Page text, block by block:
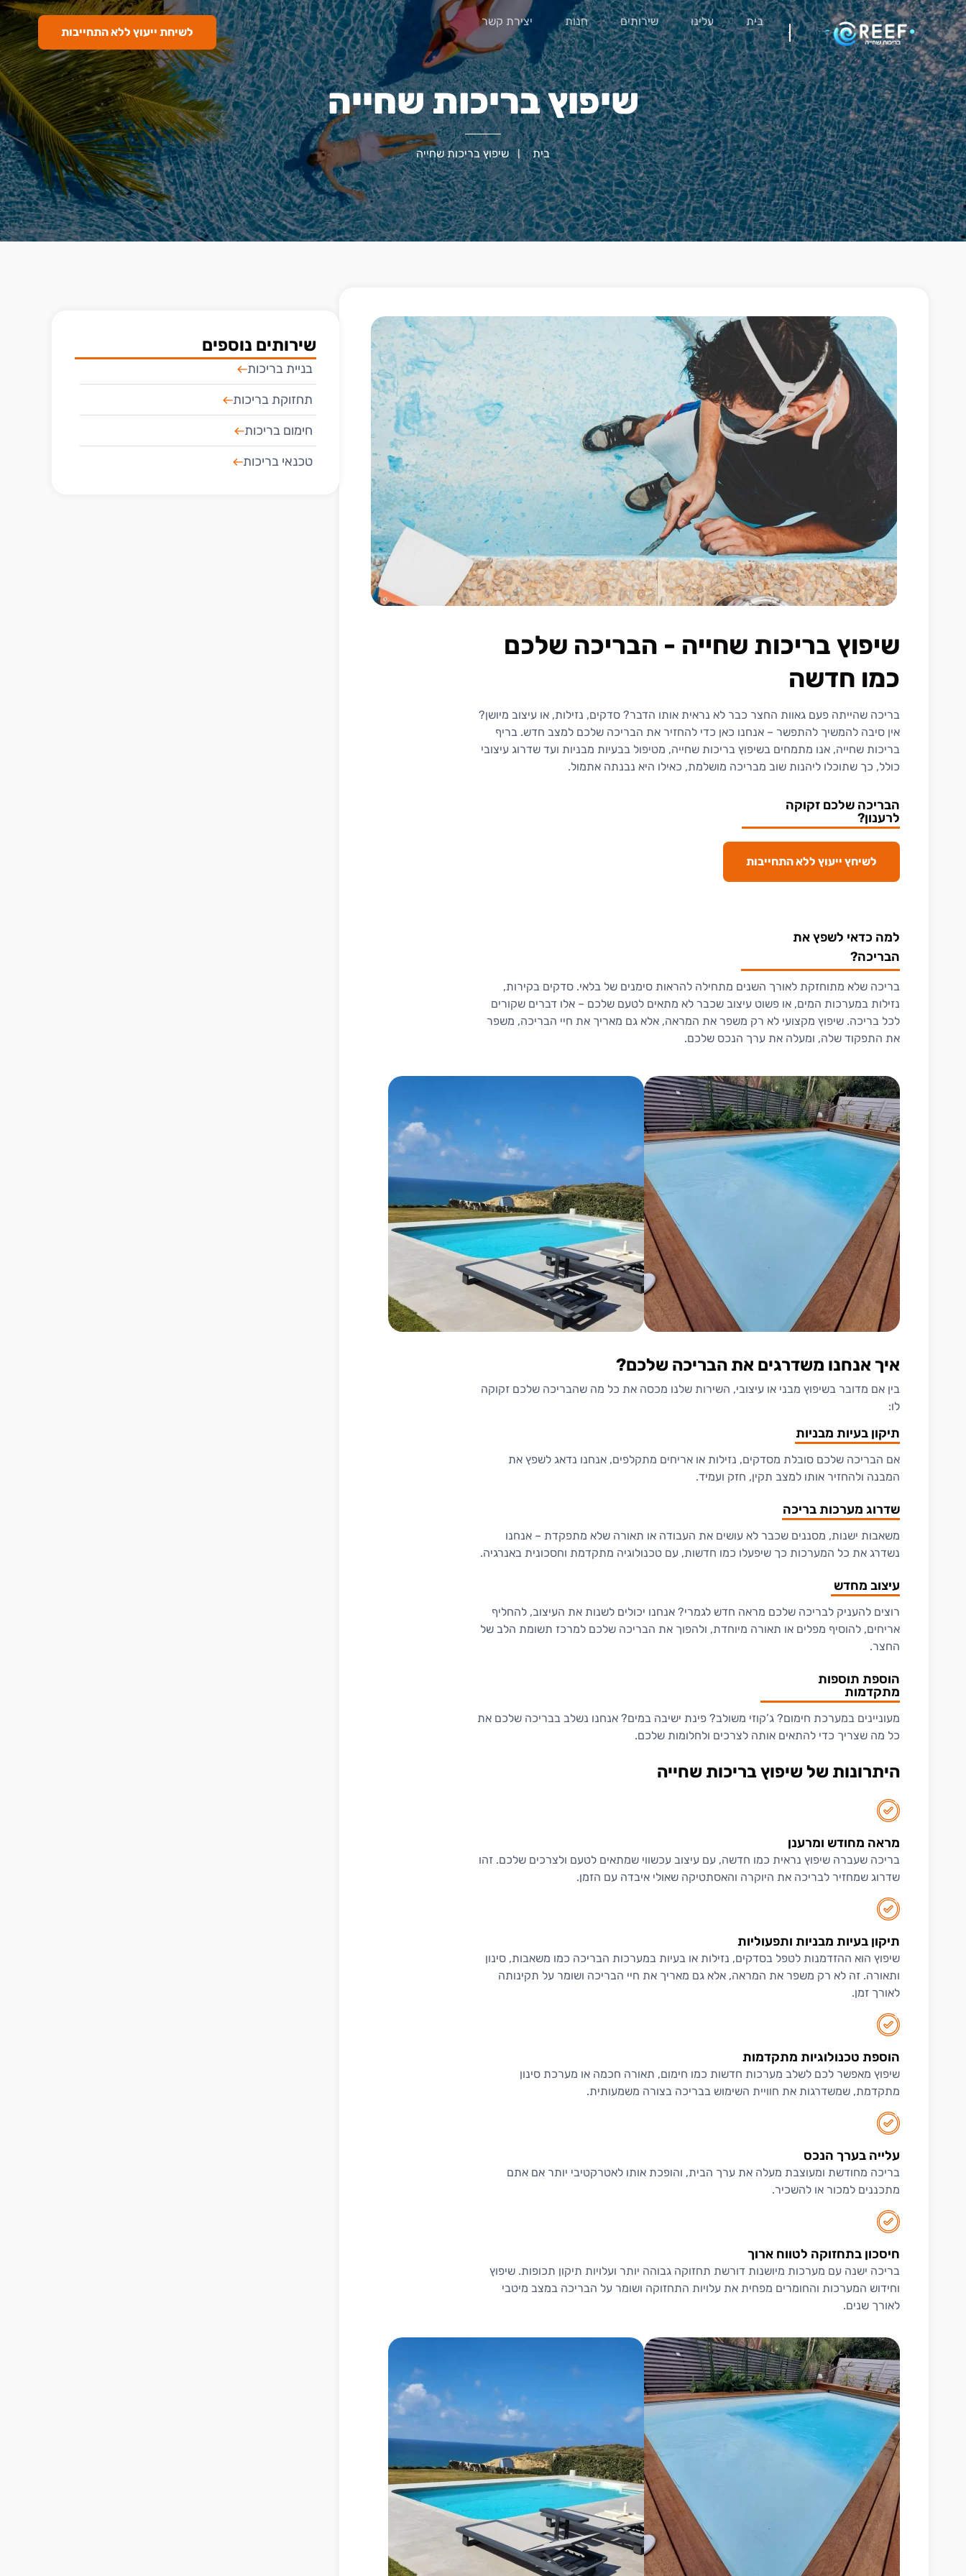
בית עלינו שירותים חנות
יצירת קשר
לשיחת ייעוץ ללא התחייבות
שיפוץ בריכות שחייה
בית שיפוץ בריכות שחייה
שיפוץ בריכות שחייה - הבריכה שלכם
כמו חדשה
בריכה שהייתה פעם גאוות החצר כבר לא נראית אותו הדבר? סדקים, נזילות, או עיצוב מיושן?
אין סיבה להמשיך להתפשר – אנחנו כאן כדי להחזיר את הבריכה שלכם למצב חדש. בריף
בריכות שחייה, אנו מתמחים בשיפוץ בריכות שחייה, מטיפול בבעיות מבניות ועד שדרוג עיצובי
כולל, כך שתוכלו ליהנות שוב מבריכה מושלמת, כאילו היא נבנתה אתמול.
הבריכה שלכם זקוקה
לרענון?
לשיחץ ייעוץ ללא התחייבות
למה כדאי לשפץ את
הבריכה?
בריכה שלא מתוחזקת לאורך השנים מתחילה להראות סימנים של בלאי. סדקים בקירות,
נזילות במערכות המים, או פשוט עיצוב שכבר לא מתאים לטעם שלכם – אלו דברים שקורים
לכל בריכה. שיפוץ מקצועי לא רק משפר את המראה, אלא גם מאריך את חיי הבריכה, משפר
את התפקוד שלה, ומעלה את ערך הנכס שלכם.
איך אנחנו משדרגים את הבריכה שלכם?
בין אם מדובר בשיפוץ מבני או עיצובי, השירות שלנו מכסה את כל מה שהבריכה שלכם זקוקה
לו:
תיקון בעיות מבניות
אם הבריכה שלכם סובלת מסדקים, נזילות או אריחים מתקלפים, אנחנו נדאג לשפץ את
המבנה ולהחזיר אותו למצב תקין, חזק ועמיד.
שדרוג מערכות בריכה
משאבות ישנות, מסננים שכבר לא עושים את העבודה או תאורה שלא מתפקדת – אנחנו
נשדרג את כל המערכות כך שיפעלו כמו חדשות, עם טכנולוגיה מתקדמת וחסכונית באנרגיה.
עיצוב מחדש
רוצים להעניק לבריכה שלכם מראה חדש לגמרי? אנחנו יכולים לשנות את העיצוב, להחליף
אריחים, להוסיף מפלים או תאורה מיוחדת, ולהפוך את הבריכה שלכם למרכז תשומת הלב של
החצר.
הוספת תוספות
מתקדמות
מעוניינים במערכת חימום? ג’קוזי משולב? פינת ישיבה במים? אנחנו נשלב בבריכה שלכם את
כל מה שצריך כדי להתאים אותה לצרכים ולחלומות שלכם.
היתרונות של שיפוץ בריכות שחייה
מראה מחודש ומרענן
בריכה שעברה שיפוץ נראית כמו חדשה, עם עיצוב עכשווי שמתאים לטעם ולצרכים שלכם. זהו
שדרוג שמחזיר לבריכה את היוקרה והאסתטיקה שאולי איבדה עם הזמן.
תיקון בעיות מבניות ותפעוליות
שיפוץ הוא ההזדמנות לטפל בסדקים, נזילות או בעיות במערכות הבריכה כמו משאבות, סינון
ותאורה. זה לא רק משפר את המראה, אלא גם מאריך את חיי הבריכה ושומר על תקינותה
לאורך זמן.
הוספת טכנולוגיות מתקדמות
שיפוץ מאפשר לכם לשלב מערכות חדשות כמו חימום, תאורה חכמה או מערכת סינון
מתקדמת, שמשדרגות את חוויית השימוש בבריכה בצורה משמעותית.
עלייה בערך הנכס
בריכה מחודשת ומעוצבת מעלה את ערך הבית, והופכת אותו לאטרקטיבי יותר אם אתם
מתכננים למכור או להשכיר.
חיסכון בתחזוקה לטווח ארוך
בריכה ישנה עם מערכות מיושנות דורשת תחזוקה גבוהה יותר ועלויות תיקון תכופות. שיפוץ
וחידוש המערכות והחומרים מפחית את עלויות התחזוקה ושומר על הבריכה במצב מיטבי
לאורך שנים.
שירותים נוספים
בניית בריכות
תחזוקת בריכות
חימום בריכות​
טכנאי בריכות